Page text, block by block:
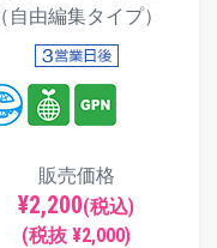
（自由編集タイプ）
販売価格
¥2,200(税込)
(税抜 ¥2,000)